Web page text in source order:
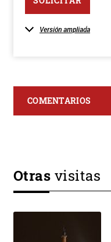
Versión ampliada
COMENTARIOS
Otras visitas